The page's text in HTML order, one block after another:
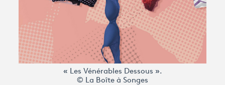
« Les Vénérables Dessous ».
© La Boîte à Songes